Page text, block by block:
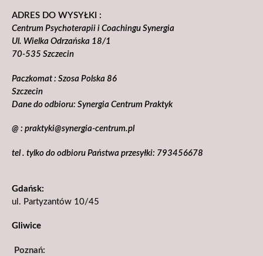
ADRES DO WYSYŁKI :
Centrum Psychoterapii i Coachingu Synergia
Ul. Wielka Odrzańska 18/1
70-535 Szczecin
Paczkomat : Szosa Polska 86
Szczecin
Dane do odbioru: Synergia Centrum Praktyk
@ : praktyki@synergia-centrum.pl
tel . tylko do odbioru Państwa przesyłki: 793456678
Gdańsk:
ul. Partyzantów 10/45
Gliwice
Poznań: